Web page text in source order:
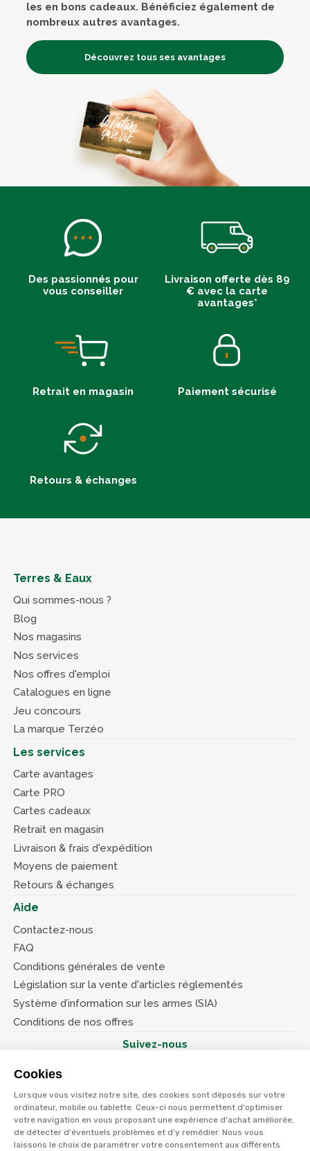
Cookies
Lorsque vous visitez notre site, des cookies sont déposés sur votre
ordinateur, mobile ou tablette. Ceux-ci nous permettent d'optimiser
votre navigation en vous proposant une expérience d'achat améliorée,
de détecter d'éventuels problèmes et d'y remédier. Nous vous
laissons le choix de paramétrer votre consentement aux différents
les en bons cadeaux. Bénéficiez également de
nombreux autres avantages.
Découvrez tous ses avantages
Des passionnés pour
vous conseiller
Livraison offerte dès 89
€ avec la carte
avantages*
Retrait en magasin Paiement sécurisé
Retours & échanges
Terres & Eaux
Qui sommes-nous ?
Blog
Nos magasins
Nos services
Nos offres d'emploi
Catalogues en ligne
Jeu concours
La marque Terzéo
Les services
Carte avantages
Carte PRO
Cartes cadeaux
Retrait en magasin
Livraison & frais d'expédition
Moyens de paiement
Retours & échanges
Aide
Contactez-nous
FAQ
Conditions générales de vente
Législation sur la vente d'articles réglementés
Système d’information sur les armes (SIA)
Conditions de nos offres
Suivez-nous
© Terres et eaux 2026
Politique de confidentialité
Mentions légales